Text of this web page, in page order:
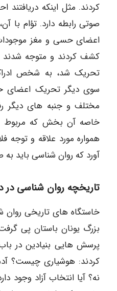
کردند. مثل اینکه
صوتی رابطه دارد. تؤام با
اعضای حسی و مغز
کشف کردند و متوجه
تحریک شد، به شخص
سوی دیگر تحریک اعضای
مختلف و جنبه های دیگر
خاصه آن بخش که
همواره مورد علاقه و توجه
آورد که روان شناسی باید
تاریخچه روان شناسی در
خاستگاه های تاریخی روان
بزرگ یونان باستان پی
پرسش هایی بنیادین در
کردند: هوشیاری چیست؟
نه؟ آیا انتخاب آزاد وجود